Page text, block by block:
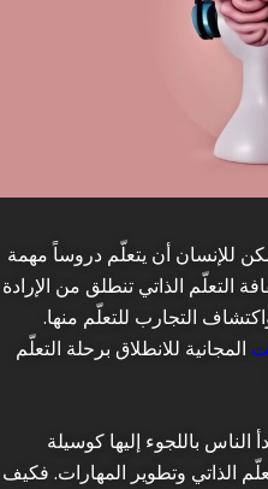
للإنسان أن يتعلّم دروساً مهمة
التعلّم الذاتي تنطلق من الإرادة
التجارب للتعلّم منها.
المجانية للانطلاق برحلة التعلّم
الناس باللجوء إليها كوسيلة
الذاتي وتطوير المهارات. فكيف